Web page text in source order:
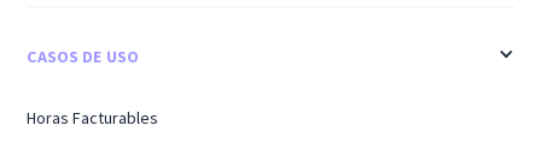
CASOS DE USO
Horas Facturables